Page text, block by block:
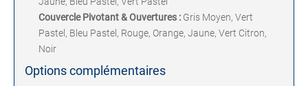
Couvercle Pivotant & Ouvertures : Gris Moyen, Vert
Pastel, Bleu Pastel, Rouge, Orange, Jaune, Vert Citron,
Noir
Options complémentaires